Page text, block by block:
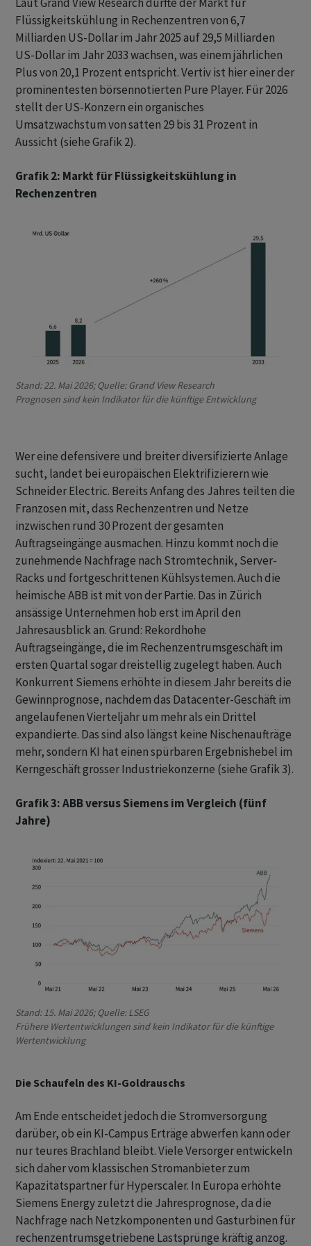
Flüssigkeitskühlung in Rechenzentren von 6,7
Milliarden US-Dollar im Jahr 2025 auf 29,5 Milliarden
US-Dollar im Jahr 2033 wachsen, was einem jährlichen
Plus von 20,1 Prozent entspricht. Vertiv ist hier einer der
prominentesten börsennotierten Pure Player. Für 2026
stellt der US-Konzern ein organisches
Umsatzwachstum von satten 29 bis 31 Prozent in
Aussicht (siehe Grafik 2).
Grafik 2: Markt für Flüssigkeitskühlung in
Rechenzentren
Stand: 22. Mai 2026; Quelle: Grand View Research
Prognosen sind kein Indikator für die künftige Entwicklung
Wer eine defensivere und breiter diversifizierte Anlage
sucht, landet bei europäischen Elektrifizierern wie
Schneider Electric. Bereits Anfang des Jahres teilten die
Franzosen mit, dass Rechenzentren und Netze
inzwischen rund 30 Prozent der gesamten
Auftragseingänge ausmachen. Hinzu kommt noch die
zunehmende Nachfrage nach Stromtechnik, Server-
Racks und fortgeschrittenen Kühlsystemen. Auch die
heimische ABB ist mit von der Partie. Das in Zürich
ansässige Unternehmen hob erst im April den
Jahresausblick an. Grund: Rekordhohe
Auftragseingänge, die im Rechenzentrumsgeschäft im
ersten Quartal sogar dreistellig zugelegt haben. Auch
Konkurrent Siemens erhöhte in diesem Jahr bereits die
Gewinnprognose, nachdem das Datacenter-Geschäft im
angelaufenen Vierteljahr um mehr als ein Drittel
expandierte. Das sind also längst keine Nischenaufträge
mehr, sondern KI hat einen spürbaren Ergebnishebel im
Kerngeschäft grosser Industriekonzerne (siehe Grafik 3).
Grafik 3: ABB versus Siemens im Vergleich (fünf
Jahre)
Stand: 15. Mai 2026; Quelle: LSEG
Frühere Wertentwicklungen sind kein Indikator für die künftige
Wertentwicklung
Die Schaufeln des KI-Goldrauschs
Am Ende entscheidet jedoch die Stromversorgung
darüber, ob ein KI-Campus Erträge abwerfen kann oder
nur teures Brachland bleibt. Viele Versorger entwickeln
sich daher vom klassischen Stromanbieter zum
Kapazitätspartner für Hyperscaler. In Europa erhöhte
Siemens Energy zuletzt die Jahresprognose, da die
Nachfrage nach Netzkomponenten und Gasturbinen für
rechenzentrumsgetriebene Lastsprünge kräftig anzog.